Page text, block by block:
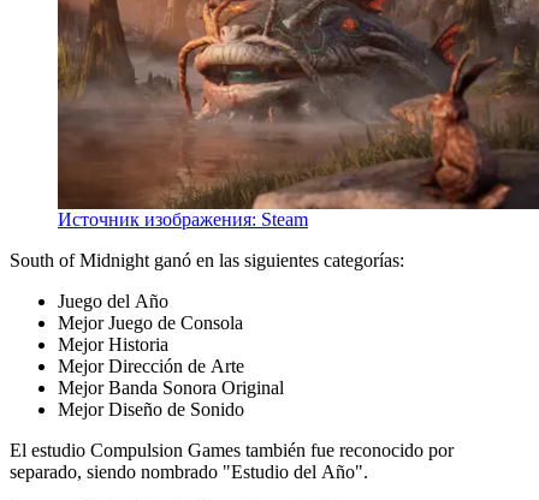
Источник изображения: Steam
South of Midnight ganó en las siguientes categorías:
Juego del Año
Mejor Juego de Consola
Mejor Historia
Mejor Dirección de Arte
Mejor Banda Sonora Original
Mejor Diseño de Sonido
El estudio Compulsion Games también fue reconocido por
separado, siendo nombrado "Estudio del Año".